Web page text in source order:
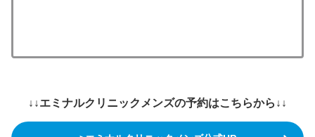
↓↓エミナルクリニックメンズの予約はこちらから↓↓